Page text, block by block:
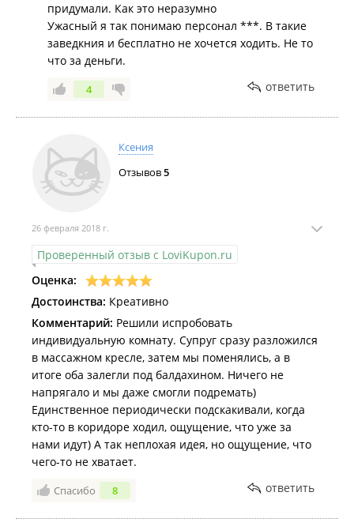
придумали. Как это неразумно
Ужасный я так понимаю персонал ***. В такие
заведкния и бесплатно не хочется ходить. Не то
что за деньги.
4 ответить
Ксения
Отзывов5
26 февраля 2018 г.
Проверенный отзыв с LoviKupon.ru
Оценка:
Достоинства: Креативно
Комментарий: Решили испробовать
индивидуальную комнату. Супруг сразу разложился
в массажном кресле, затем мы поменялись, а в
итоге оба залегли под балдахином. Ничего не
напрягало и мы даже смогли подремать)
Единственное периодически подскакивали, когда
кто-то в коридоре ходил, ощущение, что уже за
нами идут) А так неплохая идея, но ощущение, что
чего-то не хватает.
Спасибо 8 ответить